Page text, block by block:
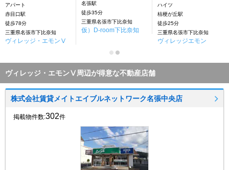
アパート
赤目口駅
徒歩78分
三重県名張市下比奈知
ヴィレッジ・エモンⅤ
名張駅
徒歩35分
三重県名張市下比奈知
仮）D-room下比奈知
ハイツ
桔梗が丘駅
徒歩25分
三重県名張市下比奈知
ヴィレッジエモン
ヴィレッジ・エモンⅤ周辺が得意な不動産店舗
株式会社賃貸メイトエイブルネットワーク名張中央店
掲載物件数:302件